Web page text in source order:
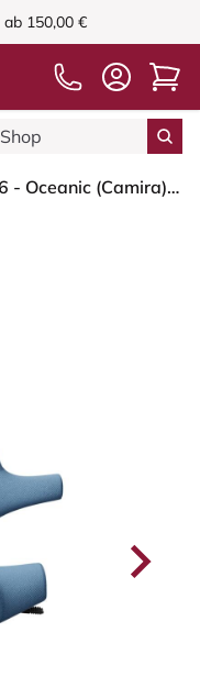
ab 150,00 €
HÅG Capisco 8106 - Oceanic (Camira) - Recyceltes Polyester - OCI011 - Light blue - Moss Grey - 150mm (Sitzhöhe 40-55cm) - Weiche Rollen für harte Böden